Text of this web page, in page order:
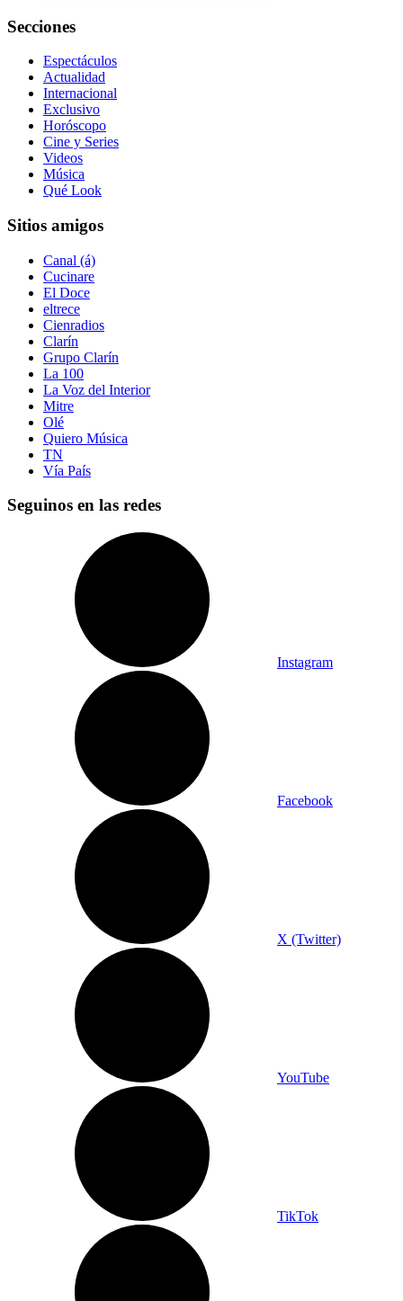
Secciones
Espectáculos
Actualidad
Internacional
Exclusivo
Horóscopo
Cine y Series
Videos
Música
Qué Look
Sitios amigos
Canal (á)
Cucinare
El Doce
eltrece
Cienradios
Clarín
Grupo Clarín
La 100
La Voz del Interior
Mitre
Olé
Quiero Música
TN
Vía País
Seguinos en las redes
Instagram
Facebook
X (Twitter)
YouTube
TikTok